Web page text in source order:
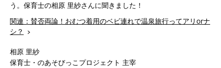
う。保育士の相原 里紗さんに聞きました！
関連：賛否両論！おむつ着用のベビ連れで温泉旅行ってアリorナ
シ？
相原 里紗
保育士・のあそびっこプロジェクト 主宰